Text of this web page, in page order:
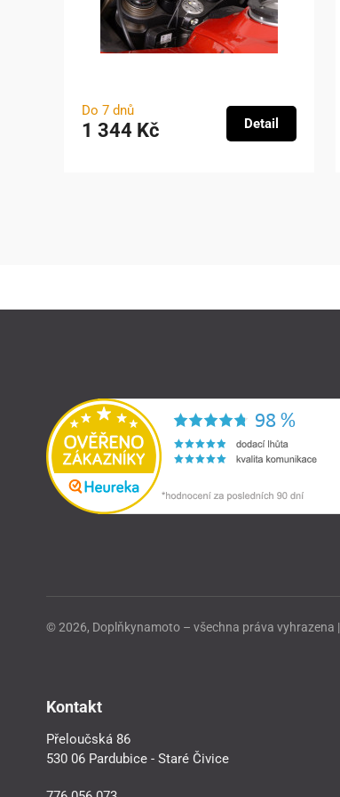
Do 7 dnů
1 344 Kč Detail
© 2026, Doplňkynamoto – všechna práva vyhrazena |
Kontakt
Přeloučská 86
530 06 Pardubice - Staré Čivice